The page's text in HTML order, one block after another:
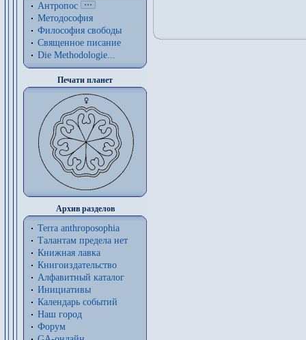
Антропос
Методософия
Философия cвободы
Священное писание
Die Methodologie...
Печати планет
Архив разделов
Terra anthroposophia
Талантам предела нет
Книжная лавка
Книгоиздательство
Алфавитный каталог
Инициативы
Календарь событий
Наш город
Форум